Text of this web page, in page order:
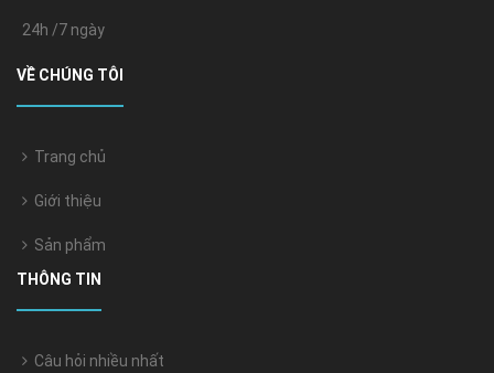
24h /7 ngày
VỀ CHÚNG TÔI
Trang chủ
Giới thiệu
Sản phẩm
THÔNG TIN
Câu hỏi nhiều nhất